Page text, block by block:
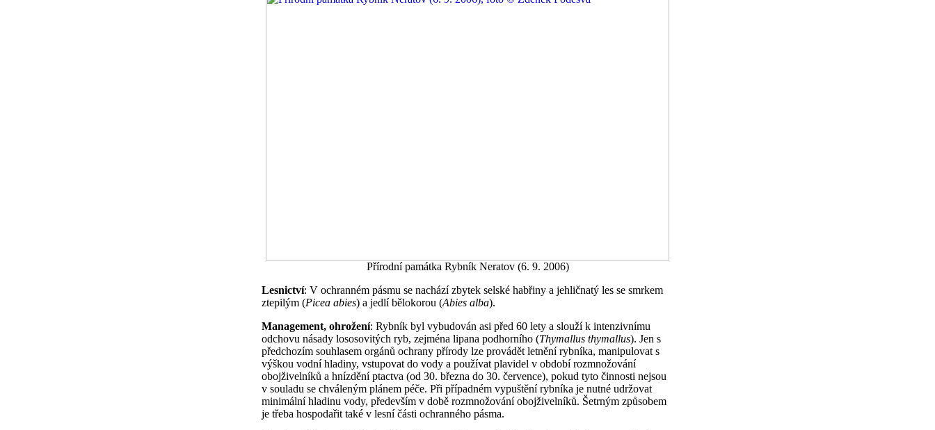
Přírodní památka Rybník Neratov (6. 9. 2006)
Lesnictví: V ochranném pásmu se nachází zbytek selské habřiny a jehličnatý les se smrkem
ztepilým (Picea abies) a jedlí bělokorou (Abies alba).
Management, ohrožení: Rybník byl vybudován asi před 60 lety a slouží k intenzivnímu
odchovu násady lososovitých ryb, zejména lipana podhorního (Thymallus thymallus). Jen s
předchozím souhlasem orgánů ochrany přírody lze provádět letnění rybníka, manipulovat s
výškou vodní hladiny, vstupovat do vody a používat plavidel v období rozmnožování
obojživelníků a hnízdění ptactva (od 30. března do 30. července), pokud tyto činnosti nejsou
v souladu se chváleným plánem péče. Při případném vypuštění rybníka je nutné udržovat
minimální hladinu vody, především v době rozmnožování obojživelníků. Šetrným způsobem
je třeba hospodařit také v lesní části ochranného pásma.